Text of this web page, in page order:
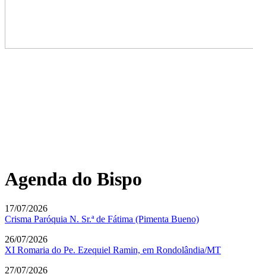
Agenda do Bispo
17/07/2026
Crisma Paróquia N. Sr.ª de Fátima (Pimenta Bueno)
26/07/2026
XI Romaria do Pe. Ezequiel Ramin, em Rondolândia/MT
27/07/2026